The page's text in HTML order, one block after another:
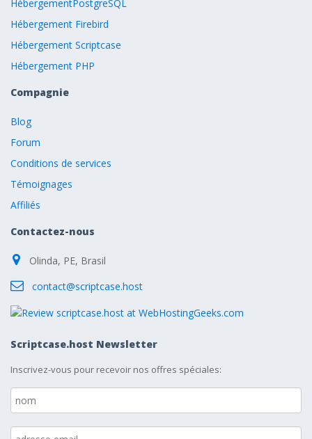
HébergementPostgreSQL
Hébergement Firebird
Hébergement Scriptcase
Hébergement PHP
Compagnie
Blog
Forum
Conditions de services
Témoignages
Affiliés
Contactez-nous
Olinda, PE, Brasil
contact@scriptcase.host
Scriptcase.host Newsletter
Inscrivez-vous pour recevoir nos offres spéciales: